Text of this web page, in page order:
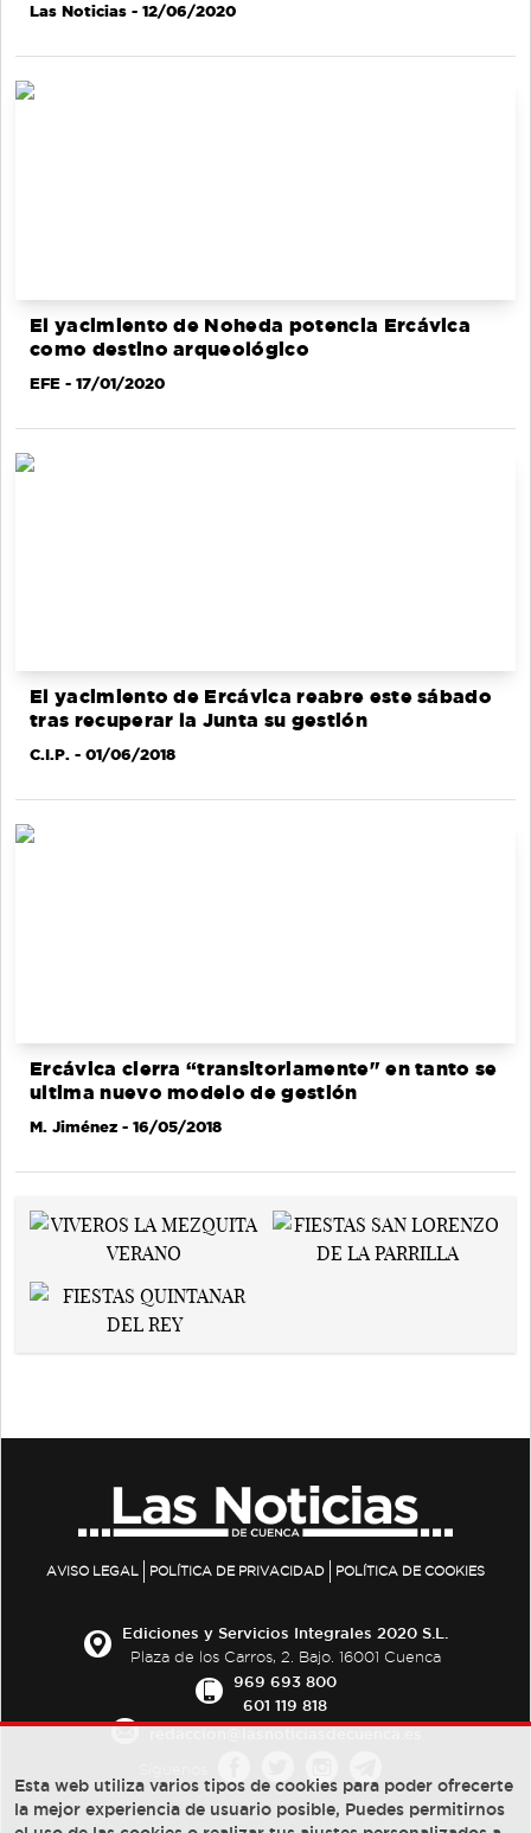
Las Noticias - 12/06/2020
El yacimiento de Noheda potencia Ercávica
como destino arqueológico
EFE - 17/01/2020
El yacimiento de Ercávica reabre este sábado
tras recuperar la Junta su gestión
C.I.P. - 01/06/2018
Ercávica cierra “transitoriamente" en tanto se
ultima nuevo modelo de gestión
M. Jiménez - 16/05/2018
AVISO LEGAL POLÍTICA DE PRIVACIDAD POLÍTICA DE COOKIES
Ediciones y Servicios Integrales 2020 S.L.
Plaza de los Carros, 2. Bajo. 16001 Cuenca
969 693 800
601 119 818
Esta web utiliza varios tipos de cookies para poder ofrecerte
la mejor experiencia de usuario posible, Puedes permitirnos